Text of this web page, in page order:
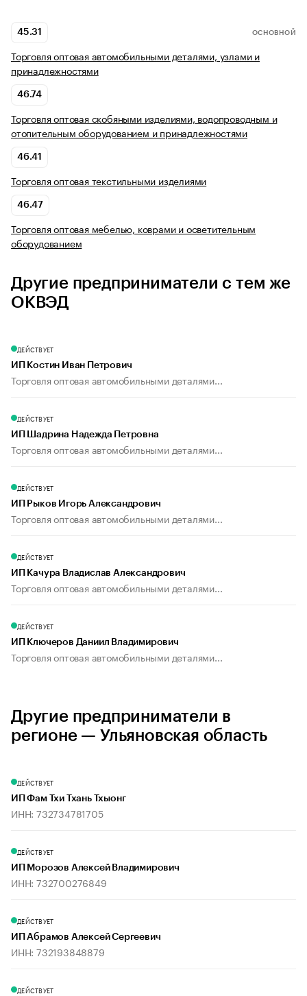
45.31 ОСНОВНОЙ
Торговля оптовая автомобильными деталями, узлами и
принадлежностями
46.74
Торговля оптовая скобяными изделиями, водопроводным и
отопительным оборудованием и принадлежностями
46.41
Торговля оптовая текстильными изделиями
46.47
Торговля оптовая мебелью, коврами и осветительным
оборудованием
Другие предприниматели с тем же
ОКВЭД
ДЕЙСТВУЕТ
ИП Костин Иван Петрович
Торговля оптовая автомобильными деталями...
ДЕЙСТВУЕТ
ИП Шадрина Надежда Петровна
Торговля оптовая автомобильными деталями...
ДЕЙСТВУЕТ
ИП Рыков Игорь Александрович
Торговля оптовая автомобильными деталями...
ДЕЙСТВУЕТ
ИП Качура Владислав Александрович
Торговля оптовая автомобильными деталями...
ДЕЙСТВУЕТ
ИП Ключеров Даниил Владимирович
Торговля оптовая автомобильными деталями...
Другие предприниматели в
регионе — Ульяновская область
ДЕЙСТВУЕТ
ИП Фам Тхи Тхань Тхыонг
ИНН: 732734781705
ДЕЙСТВУЕТ
ИП Морозов Алексей Владимирович
ИНН: 732700276849
ДЕЙСТВУЕТ
ИП Абрамов Алексей Сергеевич
ИНН: 732193848879
ДЕЙСТВУЕТ